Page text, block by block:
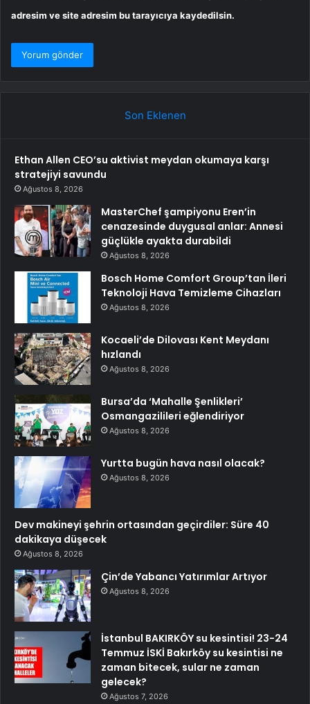
adresim ve site adresim bu tarayıcıya kaydedilsin.
Son Eklenen
Ethan Allen CEO’su aktivist meydan okumaya karşı
stratejiyi savundu
Ağustos 8, 2026
MasterChef şampiyonu Eren’in
cenazesinde duygusal anlar: Annesi
güçlükle ayakta durabildi
Ağustos 8, 2026
Bosch Home Comfort Group’tan İleri
Teknoloji Hava Temizleme Cihazları
Ağustos 8, 2026
Kocaeli’de Dilovası Kent Meydanı
hızlandı
Ağustos 8, 2026
Bursa’da ‘Mahalle Şenlikleri’
Osmangazilileri eğlendiriyor
Ağustos 8, 2026
Yurtta bugün hava nasıl olacak?
Ağustos 8, 2026
Dev makineyi şehrin ortasından geçirdiler: Süre 40
dakikaya düşecek
Ağustos 8, 2026
Çin’de Yabancı Yatırımlar Artıyor
Ağustos 8, 2026
İstanbul BAKIRKÖY su kesintisi! 23-24
Temmuz İSKİ Bakırköy su kesintisi ne
zaman bitecek, sular ne zaman
gelecek?
Ağustos 7, 2026